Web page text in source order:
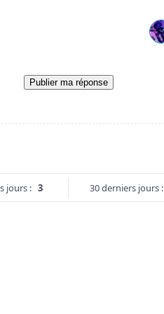
Publier ma réponse
jours : 3 30 derniers jours :